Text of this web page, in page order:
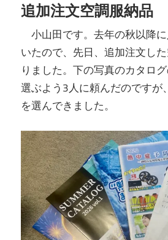
追加注文空調服納品
小山田です。去年の秋以降
いたので、先日、追加注文し
りました。下の写真のカタロ
選ぶよう3人に頼んだのですが
を選んできました。